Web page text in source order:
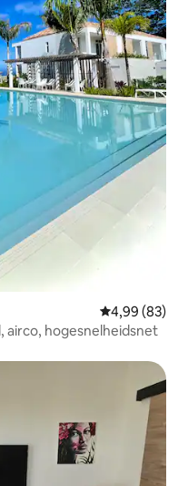
Gemiddelde
4,99 (83)
airco, hogesnelheidsnet